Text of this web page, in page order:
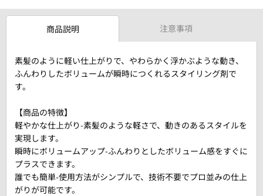
商品説明 注意事項
素髪のように軽い仕上がりで、やわらかく浮かぶような動き、
ふんわりしたボリュームが瞬時につくれるスタイリング剤で
す。
【商品の特徴】
軽やかな仕上がり-素髪のような軽さで、動きのあるスタイルを
実現します。
瞬時にボリュームアップ-ふんわりとしたボリューム感をすぐに
プラスできます。
誰でも簡単-使用方法がシンプルで、技術不要でプロ並みの仕上
がりが可能です。